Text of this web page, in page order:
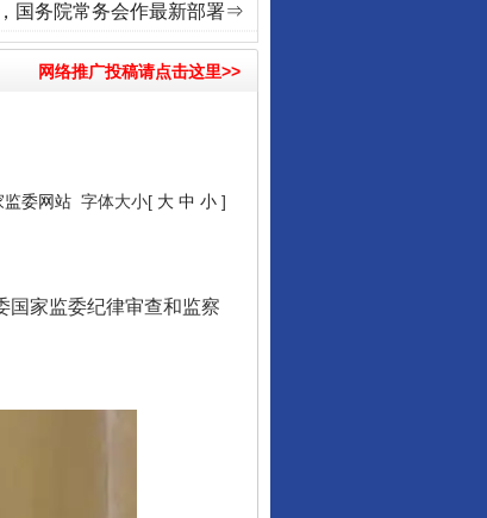
国务院常务会作最新部署⇒
网络推广投稿请点击这里>>
监委网站 字体大小[ 大 中 小 ]
家监委纪律审查和监察
让核能赋能千行百业